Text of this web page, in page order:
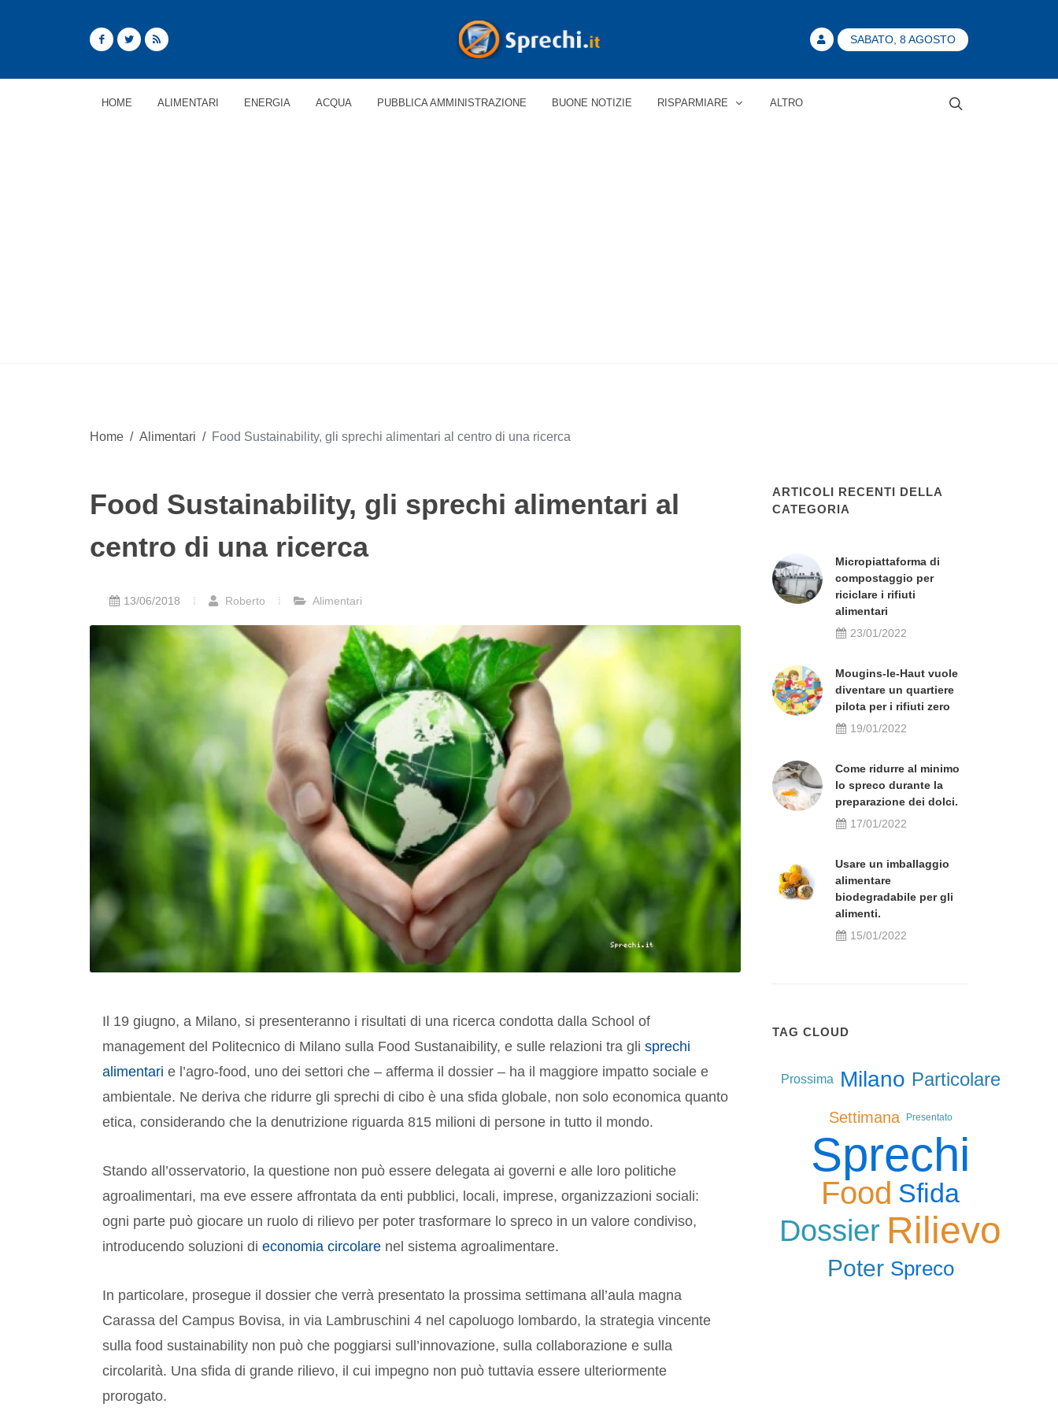
SABATO, 8 AGOSTO
HOME ALIMENTARI ENERGIA ACQUA PUBBLICA AMMINISTRAZIONE BUONE NOTIZIE RISPARMIARE ALTRO
Home / Alimentari / Food Sustainability, gli sprechi alimentari al centro di una ricerca
Food Sustainability, gli sprechi alimentari al
centro di una ricerca
13/06/2018 Roberto Alimentari
Il 19 giugno, a Milano, si presenteranno i risultati di una ricerca condotta dalla School of
management del Politecnico di Milano sulla Food Sustanaibility, e sulle relazioni tra gli sprechi
alimentari e l’agro-food, uno dei settori che – afferma il dossier – ha il maggiore impatto sociale e
ambientale. Ne deriva che ridurre gli sprechi di cibo è una sfida globale, non solo economica quanto
etica, considerando che la denutrizione riguarda 815 milioni di persone in tutto il mondo.
Stando all’osservatorio, la questione non può essere delegata ai governi e alle loro politiche
agroalimentari, ma eve essere affrontata da enti pubblici, locali, imprese, organizzazioni sociali:
ogni parte può giocare un ruolo di rilievo per poter trasformare lo spreco in un valore condiviso,
introducendo soluzioni di economia circolare nel sistema agroalimentare.
In particolare, prosegue il dossier che verrà presentato la prossima settimana all’aula magna
Carassa del Campus Bovisa, in via Lambruschini 4 nel capoluogo lombardo, la strategia vincente
sulla food sustainability non può che poggiarsi sull’innovazione, sulla collaborazione e sulla
circolarità. Una sfida di grande rilievo, il cui impegno non può tuttavia essere ulteriormente
prorogato.
ARTICOLI RECENTI DELLA
CATEGORIA
Micropiattaforma di
compostaggio per
riciclare i rifiuti
alimentari
23/01/2022
Mougins-le-Haut vuole
diventare un quartiere
pilota per i rifiuti zero
19/01/2022
Come ridurre al minimo
lo spreco durante la
preparazione dei dolci.
17/01/2022
Usare un imballaggio
alimentare
biodegradabile per gli
alimenti.
15/01/2022
TAG CLOUD
Prossima Milano Particolare
Settimana Presentato
Sprechi
Food Sfida
Dossier Rilievo
Poter Spreco